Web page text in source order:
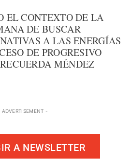
EL CONTEXTO DE LA
DE BUSCAR
A LAS ENERGÍAS
DE PROGRESIVO
MÉNDEZ
ADVERTISEMENT -
A NEWSLETTER